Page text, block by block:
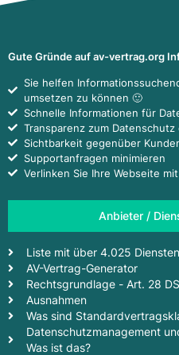
Gute Gründe auf av-vertrag.org
Sie helfen
umsetzen zu können 🙂
Schnelle Informationen für
Transparenz zum Datenschutz
Sichtbarkeit gegenüber
Supportanfragen minimieren
Verlinken Sie Ihre Webseite
Anbieter /
Liste mit über 4.025
AV-Vertrag-Generator
Rechtsgrundlage - Art. 28
Ausnahmen
Was sind
Datenschutzmanagement
Was ist das?